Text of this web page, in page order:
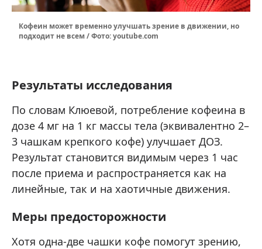
Кофеин может временно улучшать зрение в движении, но
подходит не всем / Фото: youtube.com
Результаты исследования
По словам Клюевой, потребление кофеина в
дозе 4 мг на 1 кг массы тела (эквивалентно 2–
3 чашкам крепкого кофе) улучшает ДОЗ.
Результат становится видимым через 1 час
после приема и распространяется как на
линейные, так и на хаотичные движения.
Меры предосторожности
Хотя одна-две чашки кофе помогут зрению,